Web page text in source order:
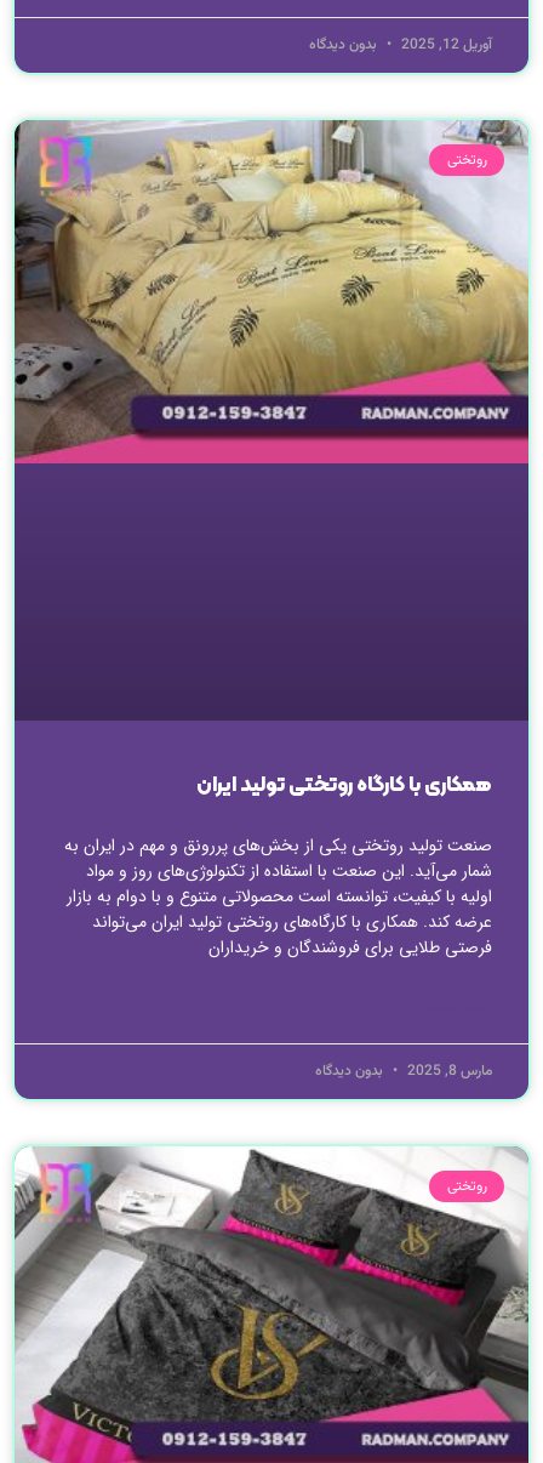
آوریل 12, 2025 بدون دیدگاه
روتختی
همکاری با کارگاه روتختی تولید ایران
صنعت تولید روتختی یکی از بخش‌های پررونق و مهم در ایران به
شمار می‌آید. این صنعت با استفاده از تکنولوژی‌های روز و مواد
اولیه با کیفیت، توانسته است محصولاتی متنوع و با دوام به بازار
عرضه کند. همکاری با کارگاه‌های روتختی تولید ایران می‌تواند
فرصتی طلایی برای فروشندگان و خریداران
مارس 8, 2025 بدون دیدگاه
روتختی